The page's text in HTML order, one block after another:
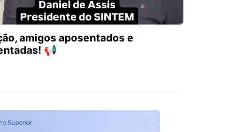
amigos aposentados e
📢